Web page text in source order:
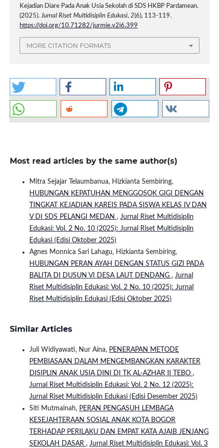
Kejadian Diare Pada Anak Usia Sekolah di SDS HKBP Pardamean.
(2025).Jurnal Riset Multidisiplin Edukasi, 2(6), 113-119.
https://doi.org/10.71282/jurmie.v2i6.399
MORE CITATION FORMATS
Most read articles by the same author(s)
Mitra Sejajar Telaumbanua, Hizkianta Sembiring,
HUBUNGAN KEPATUHAN MENGGOSOK GIGI DENGAN
TINGKAT KEJADIAN KAREIS PADA SISWA KELAS IV DAN
V DI SDS PELANGI MEDAN , Jurnal Riset Multidisiplin
Edukasi: Vol. 2 No. 10 (2025): Jurnal Riset Multidisiplin
Edukasi (Edisi Oktober 2025)
Agnes Monnica Sari Lahagu, Hizkianta Sembiring,
HUBUNGAN PERAN AYAH DENGAN STATUS GIZI PADA
BALITA DI DUSUN VI DESA LAUT DENDANG , Jurnal
Riset Multidisiplin Edukasi: Vol. 2 No. 10 (2025): Jurnal
Riset Multidisiplin Edukasi (Edisi Oktober 2025)
Similar Articles
Juli Widiyawati, Nur Aina, PENERAPAN METODE
PEMBIASAAN DALAM MENGEMBANGKAN KARAKTER
DISIPLIN ANAK USIA DINI DI TK AL-AZHAR II TEBO ,
Jurnal Riset Multidisiplin Edukasi: Vol. 2 No. 12 (2025):
Jurnal Riset Multidisiplin Edukasi (Edisi Desember 2025)
Siti Mutmainah, PERAN PENGASUH LEMBAGA
KESEJAHTERAAN SOSIAL ANAK KOTA BOGOR
TERHADAP PERILAKU DAN EMPAT KATA AJAIB JENJANG
SEKOLAH DASAR , Jurnal Riset Multidisiplin Edukasi: Vol. 3